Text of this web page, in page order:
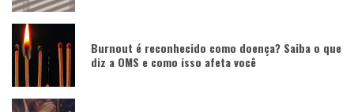
Burnout é reconhecido como doença? Saiba o que
diz a OMS e como isso afeta você